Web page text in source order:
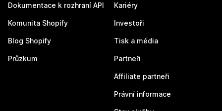
Dokumentace k rozhraní API
Komunita Shopify
Blog Shopify
Průzkum
Kariéry
Investoři
Tisk a média
Partneři
Affiliate partneři
Právní informace